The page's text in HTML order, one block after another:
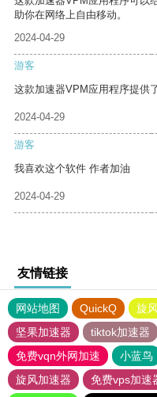
助你在网络上自由移动。
2024-04-29
游客
这款加速器VPM应用程序提供
2024-04-29
游客
我喜欢这个软件 作者加油
2024-04-29
友情链接
网站地图 QuickQ 旋
坚果加速器
tiktok加速器
免费vqn外网加速
小蓝鸟
旋风加速器
免费vps加速